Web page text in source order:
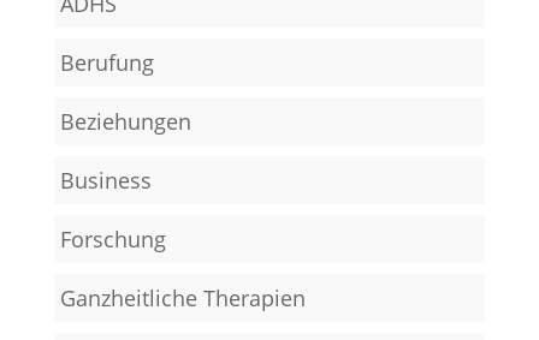
Berufung
Beziehungen
Business
Forschung
Ganzheitliche Therapien